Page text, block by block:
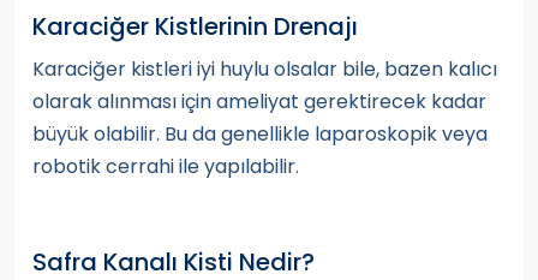
Karaciğer Kistlerinin Drenajı
Karaciğer kistleri iyi huylu olsalar bile, bazen kalıcı
olarak alınması için ameliyat gerektirecek kadar
büyük olabilir. Bu da genellikle laparoskopik veya
robotik cerrahi ile yapılabilir.
Safra Kanalı Kisti Nedir?